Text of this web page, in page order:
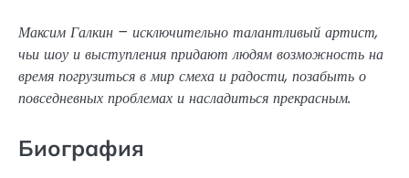
Максим Галкин – исключительно талантливый артист,
чьи шоу и выступления придают людям возможность на
время погрузиться в мир смеха и радости, позабыть о
повседневных проблемах и насладиться прекрасным.
Биография